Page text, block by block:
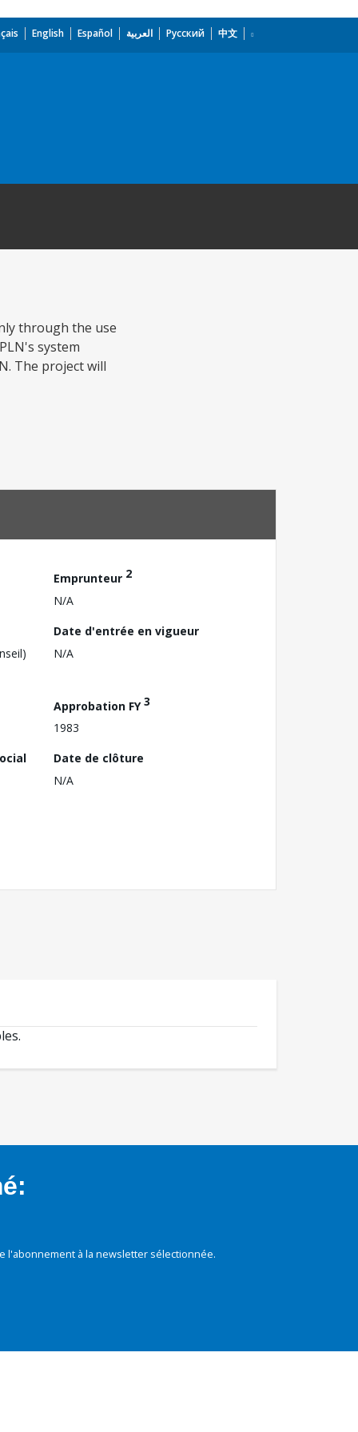
English Español العربية Русский 中文
through the use
system
The project will
Emprunteur 2
N/A
Date d'entrée en vigueur
N/A
Approbation FY3
1983
Date de clôture
N/A
à la newsletter sélectionnée.